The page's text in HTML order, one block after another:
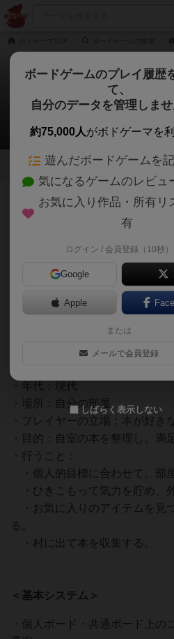
ア・プレイス・フォー
クス
マツジョン@matz_jon
4 2
103名 0名 約2ヶ月前
お気に入りの本で、部屋いっ
満足で本棚を整理して気力が
に出かける。新しい本を入手し
楽しもう。さあ、買うべきか、
・年代：現代
・場所：自分の部屋
・プレイヤーの立場：本が好き
・目的：自室の本を整理し、満
・行うこと：
・個人的目標に合わせて、部
・ひきこもって気力を貯め、
・お気に入りのアイテムを見
る。
・村に出て本を収集する。
＜基本システム＞
・個人ボード・共通ボード上の
ボードゲームのプレイ履歴
て、
自分のデータを管理しませ
約75,000人がボドゲーマを
遊んだボードゲームを
気になるゲームのレビュ
お気に入り作品・所有リ
有
ログイン / 会員登録（10秒）
Google
Apple
または
メールで会員登録
しばらく表示しない